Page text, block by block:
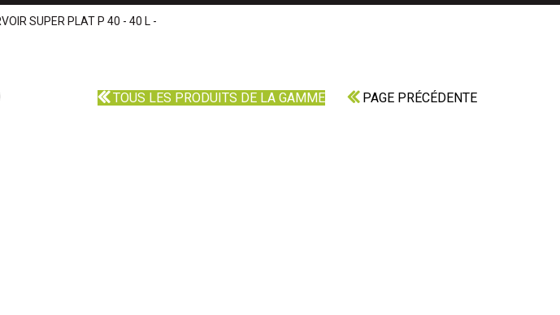
SUPER PLAT P 40 - 40 L -
TOUS LES PRODUITS DE LA GAMME PAGE PRÉCÉDENTE